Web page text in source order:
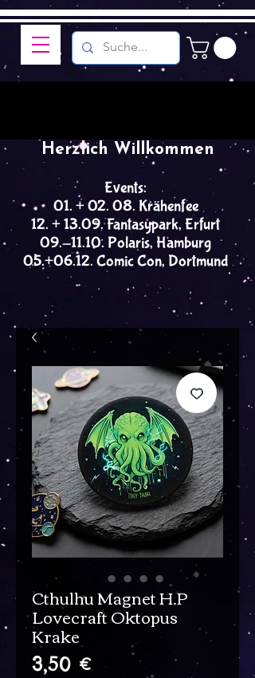
Events:
01. + 02. 08. Krähenfee
12. + 13.09. Fantasypark, Erfurt
09.-11.10. Polaris, Hamburg
05.+06.12. Comic Con, Dortmund
Herzlich Willkommen
Cthulhu Magnet H.P
Lovecraft Oktopus
Krake
3,50 €Preis